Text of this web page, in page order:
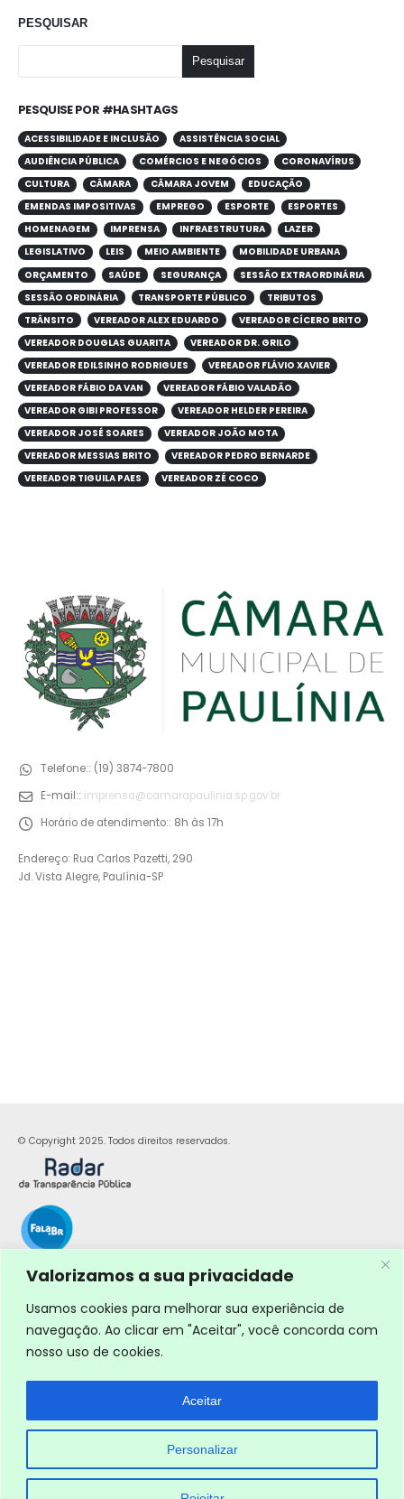
Valorizamos a sua privacidade
Usamos cookies para melhorar sua experiência de
navegação. Ao clicar em "Aceitar", você concorda com
nosso uso de cookies.
Personalizar
Aceitar
PESQUISAR
Pesquisar
PESQUISE POR #HASHTAGS
ACESSIBILIDADE E INCLUSÃO
ASSISTÊNCIA SOCIAL
AUDIÊNCIA PÚBLICA
COMÉRCIOS E NEGÓCIOS
CORONAVÍRUS
CULTURA
CÂMARA CÂMARA JOVEM
EDUCAÇÃO
EMENDAS IMPOSITIVAS
EMPREGO ESPORTE
ESPORTES
HOMENAGEM
IMPRENSA INFRAESTRUTURA
LAZER
LEGISLATIVO
LEIS MEIO AMBIENTE
MOBILIDADE URBANA
ORÇAMENTO
SAÚDE SEGURANÇA
SESSÃO EXTRAORDINÁRIA
SESSÃO ORDINÁRIA
TRANSPORTE PÚBLICO
TRIBUTOS
TRÂNSITO
VEREADOR ALEX EDUARDO
VEREADOR CÍCERO BRITO
VEREADOR DOUGLAS GUARITA
VEREADOR DR. GRILO
VEREADOR EDILSINHO RODRIGUES
VEREADOR FLÁVIO XAVIER
VEREADOR FÁBIO DA VAN
VEREADOR FÁBIO VALADÃO
VEREADOR GIBI PROFESSOR
VEREADOR HELDER PEREIRA
VEREADOR JOSÉ SOARES
VEREADOR JOÃO MOTA
VEREADOR MESSIAS BRITO
VEREADOR PEDRO BERNARDE
VEREADOR TIGUILA PAES
VEREADOR ZÉ COCO
Telefone:: (19) 3874-7800
E-mail:: imprensa@camarapaulinia.sp.gov.br
Horário de atendimento:: 8h às 17h
Endereço: Rua Carlos Pazetti, 290
Jd. Vista Alegre, Paulínia-SP
© Copyright 2025. Todos direitos reservados.